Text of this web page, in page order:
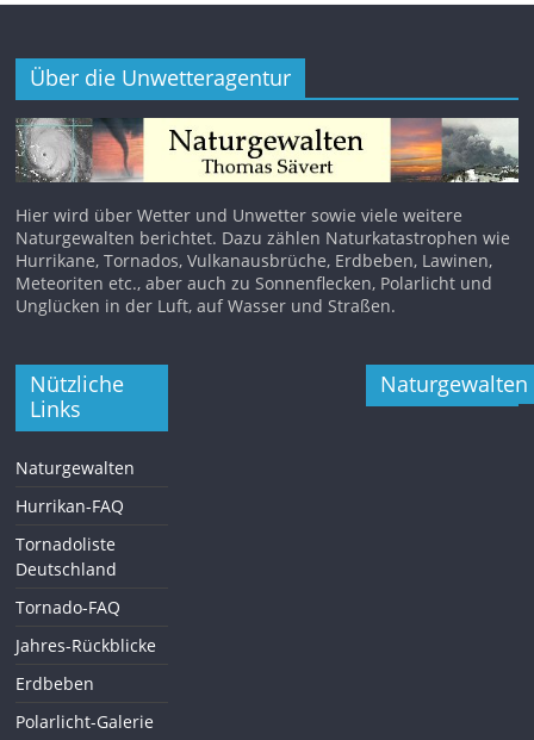
Über die Unwetteragentur
Hier wird über Wetter und Unwetter sowie viele weitere
Naturgewalten berichtet. Dazu zählen Naturkatastrophen wie
Hurrikane, Tornados, Vulkanausbrüche, Erdbeben, Lawinen,
Meteoriten etc., aber auch zu Sonnenflecken, Polarlicht und
Unglücken in der Luft, auf Wasser und Straßen.
Nützliche
Links
Naturgewalten
Hurrikan-FAQ
Tornadoliste
Deutschland
Tornado-FAQ
Jahres-Rückblicke
Erdbeben
Polarlicht-Galerie
Naturgewalten